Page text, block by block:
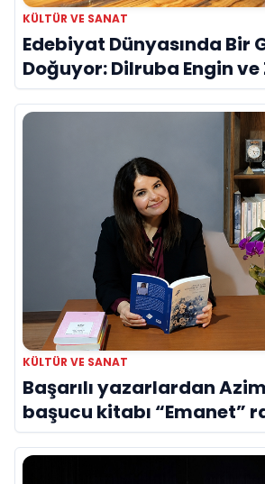
KÜLTÜR VE SANAT
Edebiyat Dünyasında Bir
Doğuyor: Dilruba Engin ve
Evreni ‘AVENOİR’
KÜLTÜR VE SANAT
Başarılı yazarlardan
başucu kitabı “Emanet”
yerini aldı